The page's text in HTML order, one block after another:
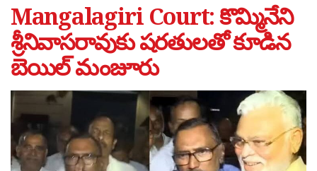
Mangalagiri Court: కొమ్మినేని
శ్రీనివాసరావుకు షరతులతో కూడిన
బెయిల్‌ మంజూరు